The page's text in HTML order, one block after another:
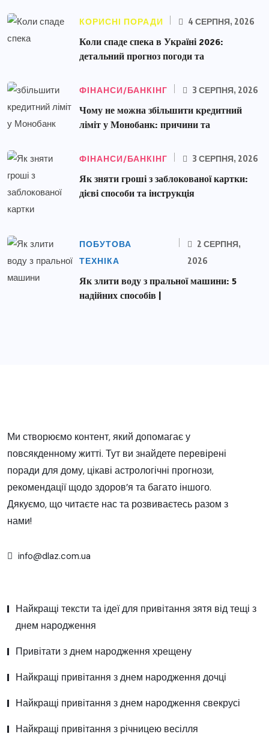
КОРИСНІ ПОРАДИ 4 СЕРПНЯ, 2026
Коли спаде спека в Україні 2026:
детальний прогноз погоди та
ФІНАНСИ/БАНКІНГ 3 СЕРПНЯ, 2026
Чому не можна збільшити кредитний
ліміт у Монобанк: причини та
ФІНАНСИ/БАНКІНГ 3 СЕРПНЯ, 2026
Як зняти гроші з заблокованої картки:
дієві способи та інструкція
ПОБУТОВА
ТЕХНІКА
2 СЕРПНЯ,
2026
Як злити воду з пральної машини: 5
надійних способів |
Ми створюємо контент, який допомагає у
повсякденному житті. Тут ви знайдете перевірені
поради для дому, цікаві астрологічні прогнози,
рекомендації щодо здоров’я та багато іншого.
Дякуємо, що читаєте нас та розвиваєтесь разом з
нами!
info@dlaz.com.ua
Найкращі тексти та ідеї для привітання зятя від тещі з
днем народження
Привітати з днем народження хрещену
Найкращі привітання з днем народження дочці
Найкращі привітання з днем народження свекрусі
Найкращі привітання з річницею весілля